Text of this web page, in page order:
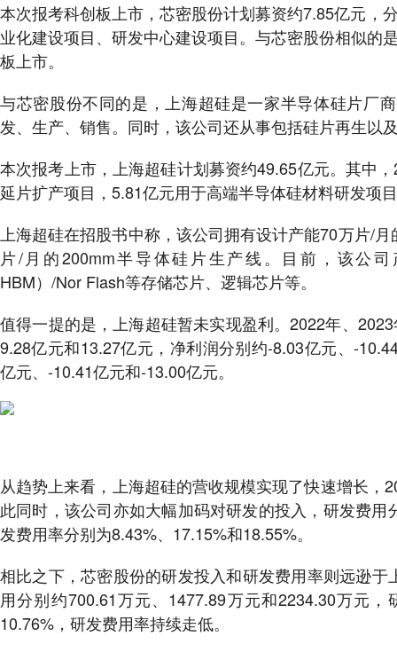
本次报考科创板上市，芯密股份计划募资约7.85亿元，
业化建设项目、研发中心建设项目。与芯密股份相似的
板上市。
与芯密股份不同的是，上海超硅是一家半导体硅片厂
发、生产、销售。同时，该公司还从事包括硅片再生以
本次报考上市，上海超硅计划募资约49.65亿元。其中
延片扩产项目，5.81亿元用于高端半导体硅材料研发项
上海超硅在招股书中称，该公司拥有设计产能70万片/
片/月的200mm半导体硅片生产线。目前，该公
HBM）/Nor Flash等存储芯片、逻辑芯片等。
值得一提的是，上海超硅暂未实现盈利。2022年、
9.28亿元和13.27亿元，净利润分别约-8.03亿元、-
亿元、-10.41亿元和-13.00亿元。
从趋势上来看，上海超硅的营收规模实现了快速增长
此同时，该公司亦如大幅加码对研发的投入，研发费
发费用率分别为8.43%、17.15%和18.55%。
相比之下，芯密股份的研发投入和研发费用率则远逊
用分别约700.61万元、1477.89万元和2234.30万元
10.76%，研发费用率持续走低。